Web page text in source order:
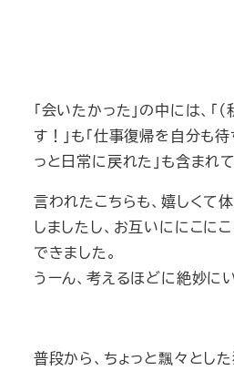
「会いたかった」の中には、「
す！」も「仕事復帰を自分も待
っと日常に戻れた」も含まれ
言われたこちらも、嬉しくて
しましたし、お互いににこに
できました。
うーん、考えるほどに絶妙に
普段から、ちょっと飄々とし